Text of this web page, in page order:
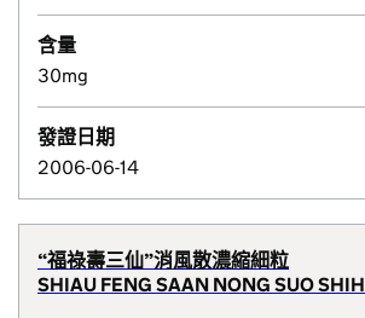
含量
30mg
發證日期
2006-06-14
“福祿壽三仙”消風散濃縮細粒
SHIAU FENG SAAN NONG SUO